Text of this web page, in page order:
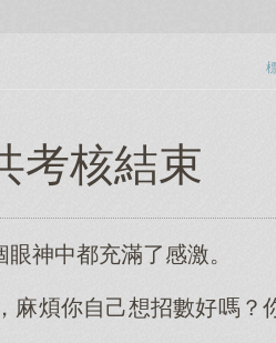
考核結束
神中都充滿了感激。
煩你自己想招數好嗎？